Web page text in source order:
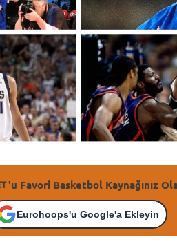
'u Favori Basketbol Kaynağınız
Eurohoops'u Google'a Ekleyin